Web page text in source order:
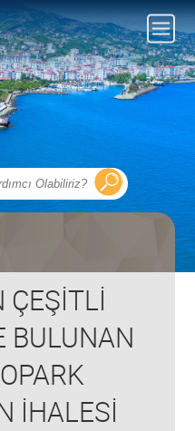
ÇEŞİTLİ
BULUNAN
İHALESİ